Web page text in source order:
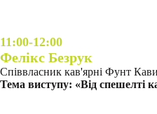
11:00-12:00
Фелікс Безрук
Співвласник кав'ярні Фунт
Тема виступу: «Від спешелті